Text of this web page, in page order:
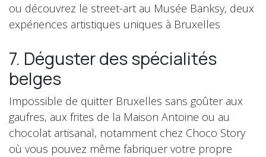
ou découvrez le street-art au Musée Banksy, deux
expériences artistiques uniques à Bruxelles
7. Déguster des spécialités
belges
Impossible de quitter Bruxelles sans goûter aux
gaufres, aux frites de la Maison Antoine ou au
chocolat artisanal, notamment chez Choco Story
où vous pouvez même fabriquer votre propre